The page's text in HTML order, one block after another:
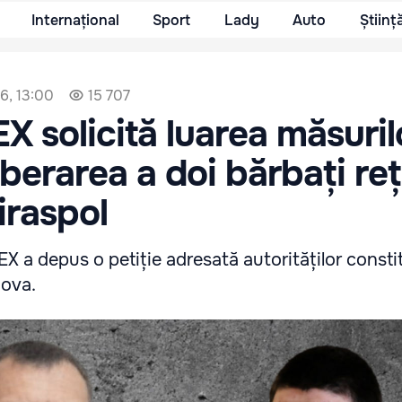
Internațional Sport Lady Auto
13:00 15 707
solicită luarea
a doi bărbați
a depus o petiție adresată autorităților